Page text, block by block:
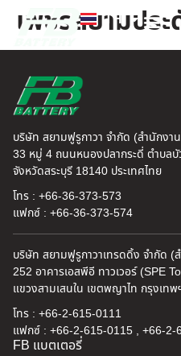
TH
EN
เพชรสยามปร
บริษัท สยามฟูรูกาวา จำกัด (สำนักงา
33 หมู่ 4 ถนนหนองปลากระดี่ ตำบล
จังหวัดสระบุรี 18140 ประเทศไทย
โทร : +66-36-373-573
แฟกซ์ : +66-36-373-574
บริษัท สยามฟูรูกาวาเทรดดิ้ง จำกัด (
252 อาคารเอสพีอี ทาวเวอร์ (SPE
แขวงสามเสนใน เขตพญาไท กรุงเท
โทร : +66-2-615-0111
แฟกซ์ : +66-2-615-0115 , +66-2-
FB แบตเตอรี่